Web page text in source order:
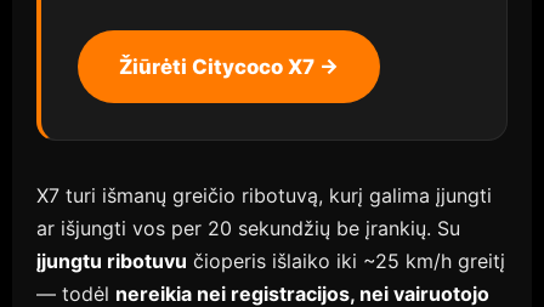
Žiūrėti Citycoco X7 →
X7 turi išmanų greičio ribotuvą, kurį galima įjungti
ar išjungti vos per 20 sekundžių be įrankių. Su
įjungtu ribotuvu čioperis išlaiko iki ~25 km/h greitį
— todėl nereikia nei registracijos, nei vairuotojo